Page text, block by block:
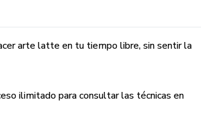
y lugar.
y consistente.
arte latte en tu tiempo libre, sin sentir la
ilimitado para consultar las técnicas en